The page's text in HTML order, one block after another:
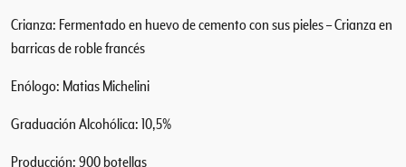
d
Crianza: Fermentado en huevo de cemento con sus pieles – Crianza en
barricas de roble francés
Enólogo: Matias Michelini
Graduación Alcohólica: 10,5%
Producción: 900 botellas